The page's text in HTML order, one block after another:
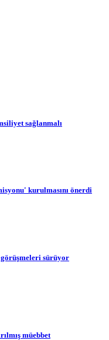
sağlanmalı
kurulmasını önerdi
görüşmeleri sürüyor
müebbet